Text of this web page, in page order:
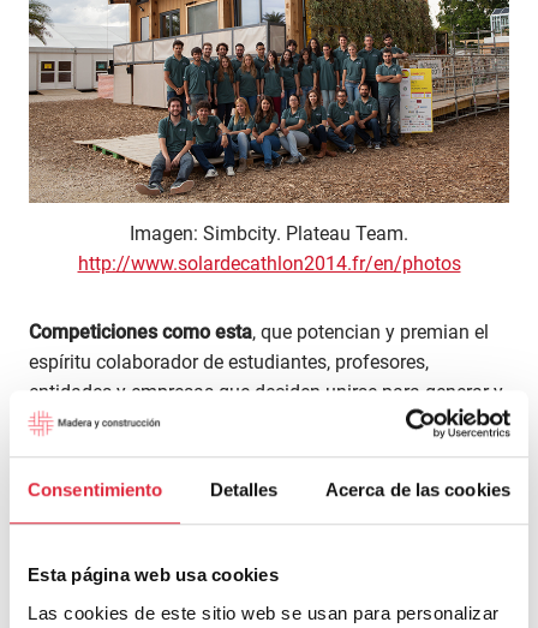
Consentimiento Detalles Acerca de las cookies
Esta página web usa cookies
Las cookies de este sitio web se usan para personalizar
Imagen: Simbcity. Plateau Team.
http://www.solardecathlon2014.fr/en/photos
Competiciones como esta, que potencian y premian el
espíritu colaborador de estudiantes, profesores,
entidades y empresas que deciden unirse para generar y
prototipar sistemas constructivos innovadoresponen de
manifiesto que el reto de construir de forma más
sostenible está más próximo cuando aunamos
Aunque desde lo alto de la azotea todavía el gris sea
predominante; en el horizonte se vislumbra una ciudad